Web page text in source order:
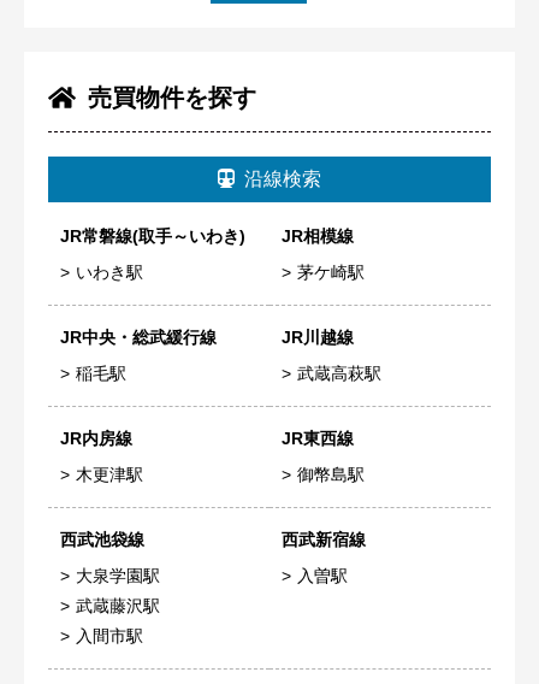
売買物件を探す
沿線検索
JR常磐線(取手～いわき)
いわき駅
JR相模線
茅ケ崎駅
JR中央・総武緩行線
稲毛駅
JR川越線
武蔵高萩駅
JR内房線
木更津駅
JR東西線
御幣島駅
西武池袋線
大泉学園駅
武蔵藤沢駅
入間市駅
西武新宿線
入曽駅